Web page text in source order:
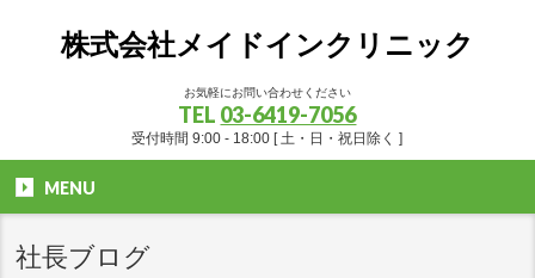
株式会社メイドインクリニック
お気軽にお問い合わせください
TEL 03-6419-7056
受付時間 9:00 - 18:00 [ 土・日・祝日除く ]
MENU
社長ブログ